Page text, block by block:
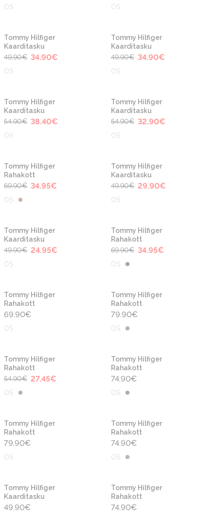
OS OS
-30%
Tommy Hilfiger
Kaarditasku
49.90€ 34.90€
OS
-30%
Tommy Hilfiger
Kaarditasku
49.90€ 34.90€
OS
-30%
Tommy Hilfiger
Kaarditasku
54.90€ 38.40€
OS
-40%
Tommy Hilfiger
Kaarditasku
54.90€ 32.90€
OS
-50%
Tommy Hilfiger
Rahakott
69.90€ 34.95€
OS
-40%
Tommy Hilfiger
Kaarditasku
49.90€ 29.90€
OS
-50%
Tommy Hilfiger
Kaarditasku
49.90€ 24.95€
OS
-50%
Tommy Hilfiger
Rahakott
69.90€ 34.95€
OS
Tommy Hilfiger
Rahakott
69.90€
OS
Tommy Hilfiger
Rahakott
79.90€
OS
-50%
Tommy Hilfiger
Rahakott
54.90€ 27.45€
OS
Tommy Hilfiger
Rahakott
74.90€
OS
Tommy Hilfiger
Rahakott
79.90€
OS
Tommy Hilfiger
Rahakott
74.90€
OS
Tommy Hilfiger
Kaarditasku
49.90€
Tommy Hilfiger
Rahakott
74.90€